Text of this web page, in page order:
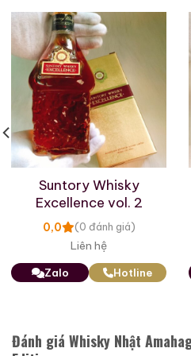
Palo Cortado. Sự kết hợp
mát và hương trái cây chín
Ngoài ra còn có một chút
Hương vị còn đọng lại trên
dài. Hương gỗ tươi mát, và
nhàng của sô cô la sữa bao
Tìm hiểu nhà làm rượu
Distillery
Suntory Whisky
Excellence vol. 2
0,0 (0 đánh giá)
Liên hệ
Zalo Hotline
Đánh giá Whisky Nhật